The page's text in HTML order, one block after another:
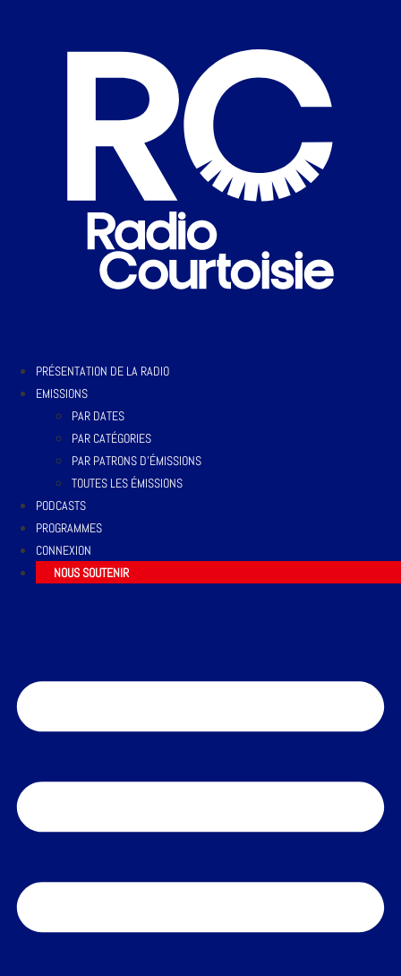
PRÉSENTATION DE LA RADIO
EMISSIONS
PAR DATES
PAR CATÉGORIES
PAR PATRONS D’ÉMISSIONS
TOUTES LES ÉMISSIONS
PODCASTS
PROGRAMMES
CONNEXION
NOUS SOUTENIR